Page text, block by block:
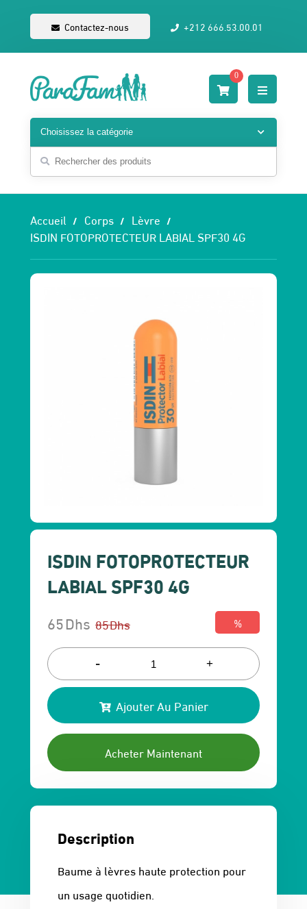
Contactez-nous +212 666.53.00.01
0
Accueil Corps
Lèvre
ISDIN FOTOPROTECTEUR LABIAL SPF30 4G
ISDIN FOTOPROTECTEUR
LABIAL SPF30 4G
85Dhs
Le
prix
initial
était :
85 Dhs.
65Dhs
Le
prix
actuel
est :
65 Dhs.
%
- +
Ajouter Au Panier
Acheter Maintenant
Description
Baume à lèvres haute protection pour
un usage quotidien.